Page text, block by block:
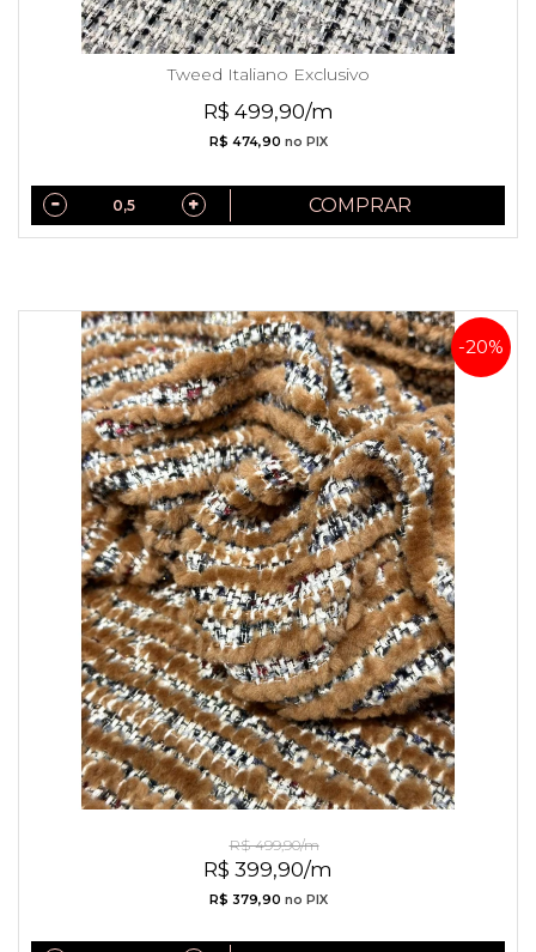
Tweed Italiano Exclusivo
R$ 499,90/m
R$ 474,90 no PIX
COMPRAR
R$ 399,90/m
R$ 499,90/m
-20%
R$ 379,90 no PIX